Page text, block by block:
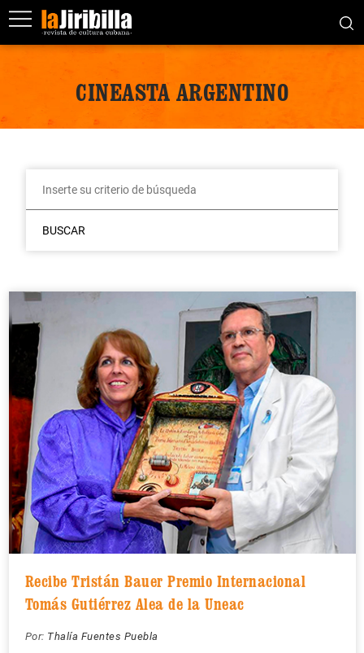
CINEASTA ARGENTINO
BUSCAR
Recibe Tristán Bauer Premio Internacional
Tomás Gutiérrez Alea de la Uneac
Por: Thalía Fuentes Puebla